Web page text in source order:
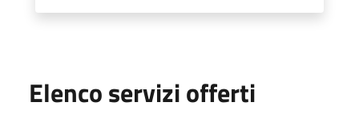
Elenco servizi offerti